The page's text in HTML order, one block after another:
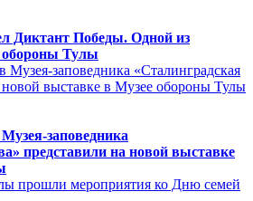
Диктант Победы. Одной из
обороны Тулы
заповедника
представили на новой выставке